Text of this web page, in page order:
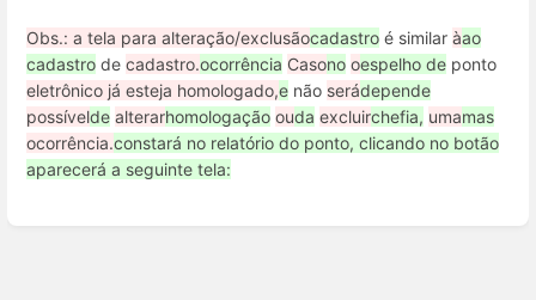
Obs.: a tela para alteração/exclusãocadastro é similar àao
cadastro de cadastro.ocorrência Casono oespelho de ponto
eletrônico já esteja homologado,e não serádepende
possívelde alterarhomologação ouda excluirchefia, umamas
ocorrência.constará no relatório do ponto, clicando no botão
aparecerá a seguinte tela: